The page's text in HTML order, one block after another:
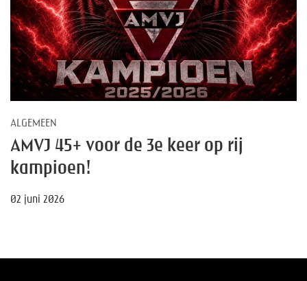
ALGEMEEN
AMVJ 45+ voor de 3e keer op rij
kampioen!
02 juni 2026